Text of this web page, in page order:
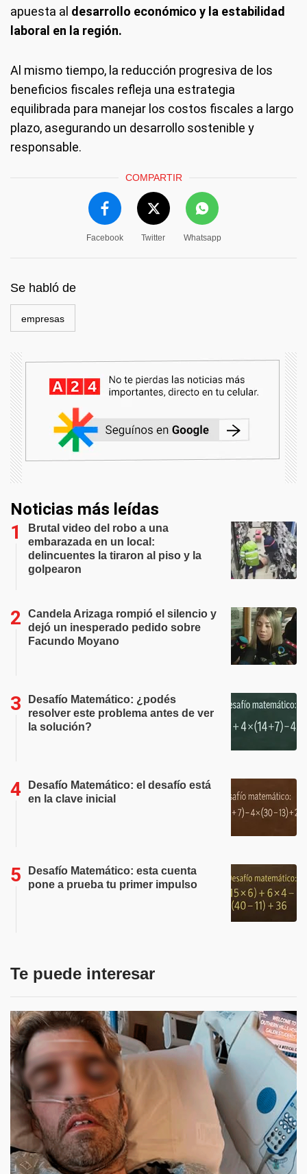
apuesta al desarrollo económico y la estabilidad
laboral en la región.
Al mismo tiempo, la reducción progresiva de los
beneficios fiscales refleja una estrategia
equilibrada para manejar los costos fiscales a largo
plazo, asegurando un desarrollo sostenible y
responsable.
COMPARTIR
Facebook Twitter Whatsapp
Se habló de
empresas
Noticias más leídas
Brutal video del robo a una
embarazada en un local:
delincuentes la tiraron al piso y la
golpearon
Candela Arizaga rompió el silencio y
dejó un inesperado pedido sobre
Facundo Moyano
Desafío Matemático: ¿podés
resolver este problema antes de ver
la solución?
Desafío Matemático: el desafío está
en la clave inicial
Desafío Matemático: esta cuenta
pone a prueba tu primer impulso
Te puede interesar